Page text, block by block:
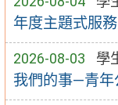
年度主題式服
2026-08-03 學
我們的事—青年